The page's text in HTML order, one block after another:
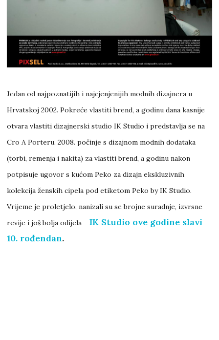
Jedan od najpoznatijih i najcjenjenijih modnih dizajnera u
Hrvatskoj 2002. Pokreće vlastiti brend, a godinu dana kasnije
otvara vlastiti dizajnerski studio IK Studio i predstavlja se na
Cro A Porteru. 2008. počinje s dizajnom modnih dodataka
(torbi, remenja i nakita) za vlastiti brend, a godinu nakon
potpisuje ugovor s kućom Peko za dizajn ekskluzivnih
kolekcija ženskih cipela pod etiketom Peko by IK Studio.
Vrijeme je proletjelo, nanizali su se brojne suradnje, izvrsne
revije i još bolja odijela – IK Studio ove godine slavi
10. rođendan.